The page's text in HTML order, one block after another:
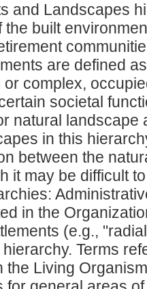
and Landscapes
built
are defined
complex,
societal
natural landscape
in this
between the
it may be difficult
in the
(e.g.,
Terms
the Living